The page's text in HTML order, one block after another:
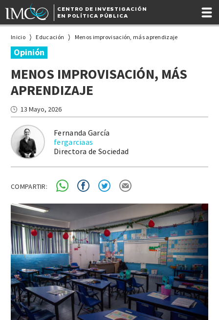
CENTRO DE INVESTIGACIÓN
EN POLÍTICA PÚBLICA
Inicio Educación Menos improvisación, más aprendizaje
Opinión
MENOS IMPROVISACIÓN, MÁS
APRENDIZAJE
Fernanda García
fergarciaas
Directora de Sociedad
13 Mayo, 2026
COMPARTIR: